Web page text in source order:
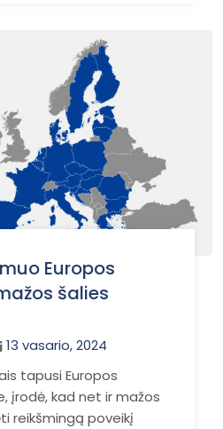
Europos
šalies
13 vasario, 2024
tapusi Europos
įrodė, kad net ir mažos
reikšmingą poveikį